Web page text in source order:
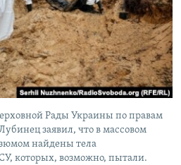
Рады Украины по правам
заявил, что в массовом
найдены тела
которых, возможно, пытали.